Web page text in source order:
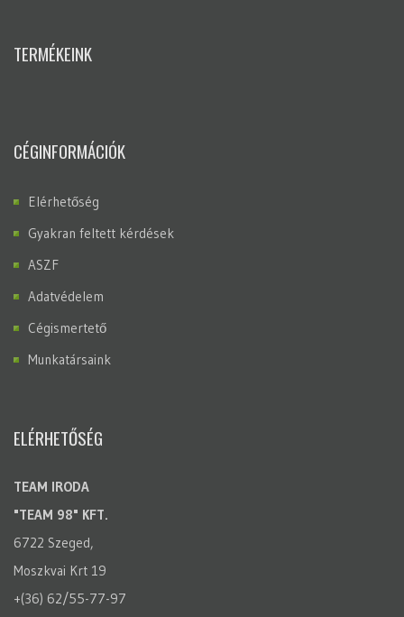
TERMÉKEINK
CÉGINFORMÁCIÓK
Elérhetőség
Gyakran feltett kérdések
ASZF
Adatvédelem
Cégismertető
Munkatársaink
ELÉRHETŐSÉG
TEAM IRODA
"TEAM 98" KFT.
6722 Szeged,
Moszkvai Krt 19
+(36) 62/55-77-97